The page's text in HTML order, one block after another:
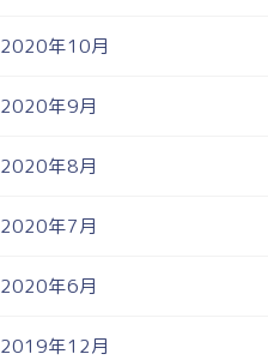
2020年10月
2020年9月
2020年8月
2020年7月
2020年6月
2019年12月